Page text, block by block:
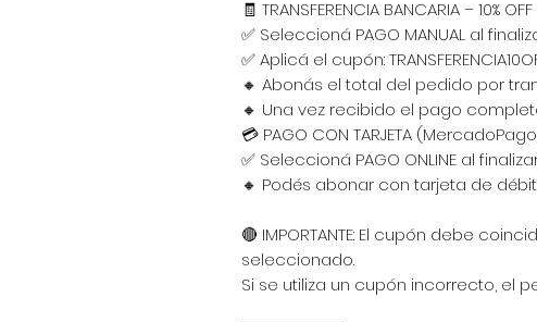
🧾 TRANSFERENCIA BANCARIA – 10% OFF
✅ Seleccioná PAGO MANUAL al
✅ Aplicá el cupón:
🔸 Abonás el total del pedido por
🔸 Una vez recibido el pago
💳 PAGO CON TARJETA
✅ Seleccioná PAGO ONLINE al
🔸 Podés abonar con tarjeta de
🔴 IMPORTANTE: El cupón debe
seleccionado.
Si se utiliza un cupón incorrecto, el